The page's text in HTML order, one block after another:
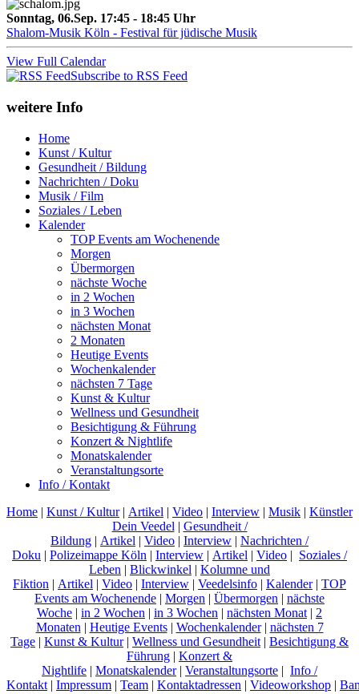
Sonntag, 06.Sep. 17:45 - 18:45 Uhr
Shalom-Musik Köln - Festival für jüdische Musik
View Full Calendar
Subscribe to RSS Feed
weitere Info
Home
Kunst / Kultur
Gesundheit / Bildung
Nachrichten / Doku
Musik / Film
Soziales / Leben
Kalender
TOP Events am Wochenende
Morgen
Übermorgen
nächste Woche
in 2 Wochen
in 3 Wochen
nächsten Monat
2 Monaten
Heutige Events
Wochenkalender
nächsten 7 Tage
Kunst & Kultur
Wellness und Gesundheit
Besichtigung & Führung
Konzert & Nightlife
Monatskalender
Veranstaltungsorte
Info / Kontakt
Home | Kunst / Kultur| Artikel | Video | Interview | Musik | Künstler
Dein Veedel | Gesundheit /
Bildung | Artikel | Video | Interview | Nachrichten /
Doku | Polizeimappe Köln | Interview | Artikel | Video | Soziales /
Leben | Blickwinkel | Kolumne und
Fiktion | Artikel | Video | Interview | Veedelsinfo | Kalender| TOP
Events am Wochenende | Morgen | Übermorgen | nächste
Woche | in 2 Wochen | in 3 Wochen | nächsten Monat | 2
Monaten | Heutige Events| Wochenkalender| nächsten 7
Tage | Kunst & Kultur| Wellness und Gesundheit | Besichtigung &
Führung | Konzert &
Nightlife | Monatskalender| Veranstaltungsorte | Info /
Kontakt | Impressum | Team | Kontaktadressen | Videoworkshop |